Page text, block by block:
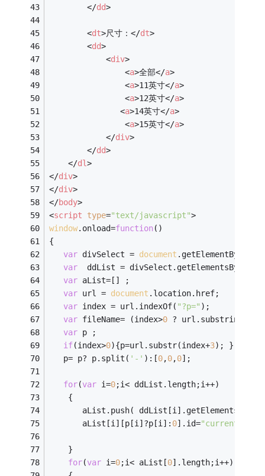
</dd>
<dt>尺寸：</dt>
<dd>
<div>
<a>全部</a>
<a>11英寸</a>
<a>12英寸</a>
<a>14英寸</a>
<a>15英寸</a>
</div>
</dd>
</dl>
</div>
</div>
</body>
<script type="text/javascript">
window.onload=function( )
{
var divSelect = document .getElementById(
var
ddList =
var aList=[] ;
var url = document .location.href;
var index = url.indexOf( "?p=" );
var fileName= (index>0 ? url.substring(
var p ;
if(index>0){p=url.substr(index+3); }
   p= p? p.split(
'-' ):[0,0,0];
for(var i=0;i< ddList.length;i++)
    {
aList.push(
       aList[i][p[i]?p[i]:
0].id="current"
    }
for(var i=0;i< aList[0].length;i++)